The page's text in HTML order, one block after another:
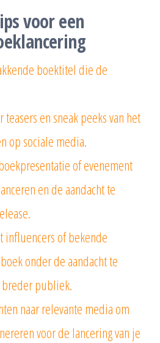
voor een
boektitel die de
teasers en sneak peeks van het
op sociale media.
of evenement
en de aandacht te
influencers of bekende
onder de aandacht te
publiek.
naar relevante media om
voor de lancering van je